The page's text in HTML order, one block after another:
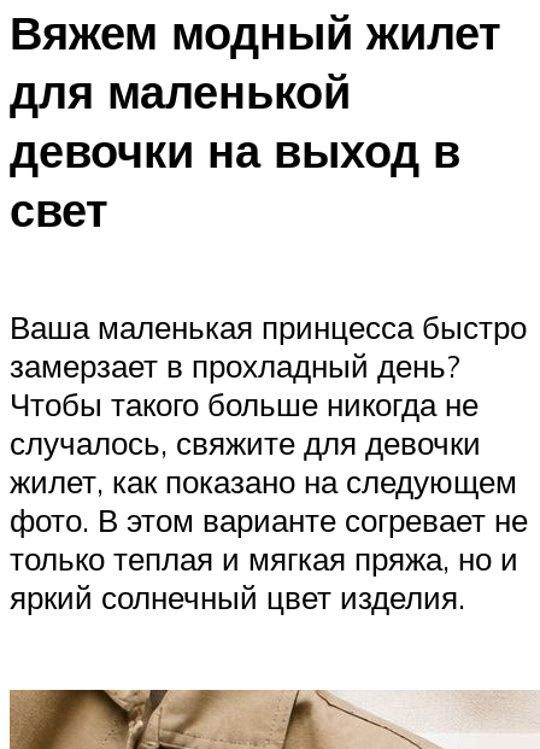
Вяжем модный жилет
для маленькой
девочки на выход в
свет
Ваша маленькая принцесса быстро
замерзает в прохладный день?
Чтобы такого больше никогда не
случалось, свяжите для девочки
жилет, как показано на следующем
фото. В этом варианте согревает не
только теплая и мягкая пряжа, но и
яркий солнечный цвет изделия.